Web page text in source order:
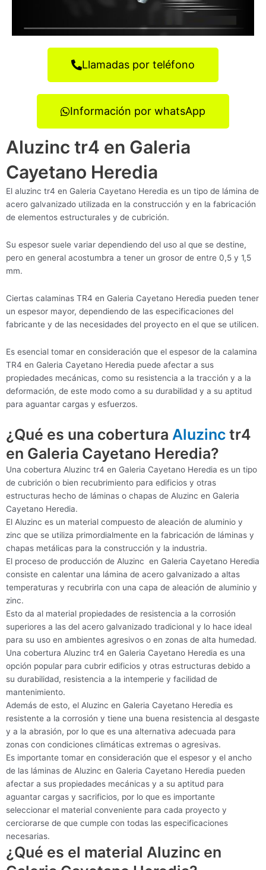
Llamadas por teléfono
Información por whatsApp
Aluzinc tr4 en Galeria
Cayetano Heredia
El aluzinc tr4 en Galeria Cayetano Heredia es un tipo de lámina de
acero galvanizado utilizada en la construcción y en la fabricación
de elementos estructurales y de cubrición.
Su espesor suele variar dependiendo del uso al que se destine,
pero en general acostumbra a tener un grosor de entre 0,5 y 1,5
mm.
Ciertas calaminas TR4 en Galeria Cayetano Heredia pueden tener
un espesor mayor, dependiendo de las especificaciones del
fabricante y de las necesidades del proyecto en el que se utilicen.
Es esencial tomar en consideración que el espesor de la calamina
TR4 en Galeria Cayetano Heredia puede afectar a sus
propiedades mecánicas, como su resistencia a la tracción y a la
deformación, de este modo como a su durabilidad y a su aptitud
para aguantar cargas y esfuerzos.
¿Qué es una cobertura Aluzinc tr4
en Galeria Cayetano Heredia?
Una cobertura Aluzinc tr4 en Galeria Cayetano Heredia es un tipo
de cubrición o bien recubrimiento para edificios y otras
estructuras hecho de láminas o chapas de Aluzinc en Galeria
Cayetano Heredia.
El Aluzinc es un material compuesto de aleación de aluminio y
zinc que se utiliza primordialmente en la fabricación de láminas y
chapas metálicas para la construcción y la industria.
El proceso de producción de Aluzinc en Galeria Cayetano Heredia
consiste en calentar una lámina de acero galvanizado a altas
temperaturas y recubrirla con una capa de aleación de aluminio y
zinc.
Esto da al material propiedades de resistencia a la corrosión
superiores a las del acero galvanizado tradicional y lo hace ideal
para su uso en ambientes agresivos o en zonas de alta humedad.
Una cobertura Aluzinc tr4 en Galeria Cayetano Heredia es una
opción popular para cubrir edificios y otras estructuras debido a
su durabilidad, resistencia a la intemperie y facilidad de
mantenimiento.
Además de esto, el Aluzinc en Galeria Cayetano Heredia es
resistente a la corrosión y tiene una buena resistencia al desgaste
y a la abrasión, por lo que es una alternativa adecuada para
zonas con condiciones climáticas extremas o agresivas.
Es importante tomar en consideración que el espesor y el ancho
de las láminas de Aluzinc en Galeria Cayetano Heredia pueden
afectar a sus propiedades mecánicas y a su aptitud para
aguantar cargas y sacrificios, por lo que es importante
seleccionar el material conveniente para cada proyecto y
cerciorarse de que cumple con todas las especificaciones
necesarias.
¿Qué es el material Aluzinc en